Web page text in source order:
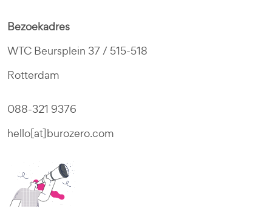
Bezoekadres
WTC Beursplein 37 / 515-518
Rotterdam
088-321 9376
hello[at]burozero.com